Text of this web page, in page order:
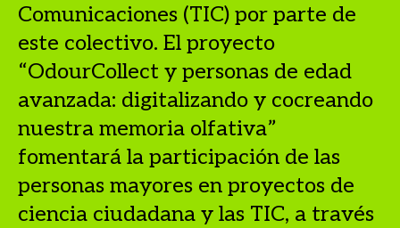
Comunicaciones (TIC) por parte de
este colectivo. El proyecto
“OdourCollect y personas de edad
avanzada: digitalizando y cocreando
nuestra memoria olfativa”
fomentará la participación de las
personas mayores en proyectos de
ciencia ciudadana y las TIC, a través